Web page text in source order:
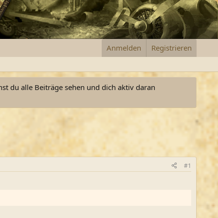
Anmelden Registrieren
du alle Beiträge sehen und dich aktiv daran
#1